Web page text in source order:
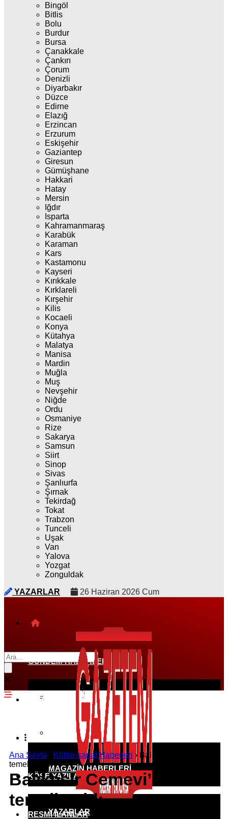
Bingöl
Bitlis
Bolu
Burdur
Bursa
Çanakkale
Çankırı
Çorum
Denizli
Diyarbakır
Düzce
Edirne
Elazığ
Erzincan
Erzurum
Eskişehir
Gaziantep
Giresun
Gümüşhane
Hakkari
Hatay
Mersin
Iğdır
Isparta
Kahramanmaraş
Karabük
Karaman
Kars
Kastamonu
Kayseri
Kırıkkale
Kırklareli
Kırşehir
Kilis
Kocaeli
Konya
Kütahya
Malatya
Manisa
Mardin
Muğla
Muş
Nevşehir
Niğde
Ordu
Osmaniye
Rize
Sakarya
Samsun
Siirt
Sinop
Sivas
Şanlıurfa
Şırnak
Tekirdağ
Tokat
Trabzon
Tunceli
Uşak
Van
Yalova
Yozgat
Zonguldak
YAZARLAR
26 Haziran 2026 Cum
GÜNDEM HABERLERI
EKONOMI HABERLERI
POLITIKA HABERLERI
MAGAZIN HABERLERI
SPOR HABERLERI
RÖPORTAJLAR
KÖŞE YAZILARI
YAZARLAR
RESMI İLANLAR
Ana Sayfa Kültür-sanat Haberleri ›
Balıkesir Cemevi’nin
temeli atıldı
Balıkesir Cemevi’nin
temeli atıldı